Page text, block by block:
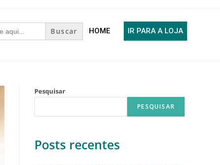
HOME IR PARA A LOJA
Pesquisar
PESQUISAR
Posts recentes